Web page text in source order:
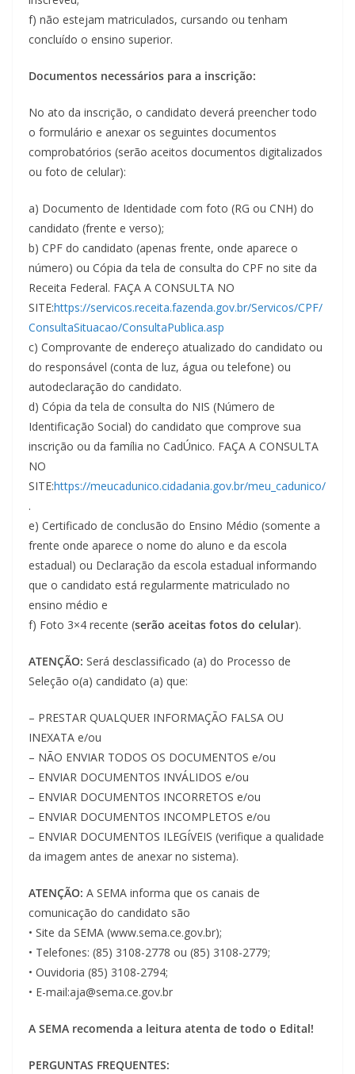
f) não estejam matriculados, cursando ou tenham
concluído o ensino superior.
Documentos necessários para a inscrição:
No ato da inscrição, o candidato deverá preencher todo
o formulário e anexar os seguintes documentos
comprobatórios (serão aceitos documentos digitalizados
ou foto de celular):
a) Documento de Identidade com foto (RG ou CNH) do
candidato (frente e verso);
b) CPF do candidato (apenas frente, onde aparece o
número) ou Cópia da tela de consulta do CPF no site da
Receita Federal. FAÇA A CONSULTA NO
SITE:https://servicos.receita.fazenda.gov.br/Servicos/CPF/
ConsultaSituacao/ConsultaPublica.asp
c) Comprovante de endereço atualizado do candidato ou
do responsável (conta de luz, água ou telefone) ou
autodeclaração do candidato.
d) Cópia da tela de consulta do NIS (Número de
Identificação Social) do candidato que comprove sua
inscrição ou da família no CadÚnico. FAÇA A CONSULTA
NO
SITE:https://meucadunico.cidadania.gov.br/meu_cadunico/
.
e) Certificado de conclusão do Ensino Médio (somente a
frente onde aparece o nome do aluno e da escola
estadual) ou Declaração da escola estadual informando
que o candidato está regularmente matriculado no
ensino médio e
f) Foto 3×4 recente (serão aceitas fotos do celular).
ATENÇÃO: Será desclassificado (a) do Processo de
Seleção o(a) candidato (a) que:
– PRESTAR QUALQUER INFORMAÇÃO FALSA OU
INEXATA e/ou
– NÃO ENVIAR TODOS OS DOCUMENTOS e/ou
– ENVIAR DOCUMENTOS INVÁLIDOS e/ou
– ENVIAR DOCUMENTOS INCORRETOS e/ou
– ENVIAR DOCUMENTOS INCOMPLETOS e/ou
– ENVIAR DOCUMENTOS ILEGÍVEIS (verifique a qualidade
da imagem antes de anexar no sistema).
ATENÇÃO: A SEMA informa que os canais de
comunicação do candidato são
• Site da SEMA (www.sema.ce.gov.br);
• Telefones: (85) 3108-2778 ou (85) 3108-2779;
• Ouvidoria (85) 3108-2794;
• E-mail:aja@sema.ce.gov.br
A SEMA recomenda a leitura atenta de todo o Edital!
PERGUNTAS FREQUENTES: